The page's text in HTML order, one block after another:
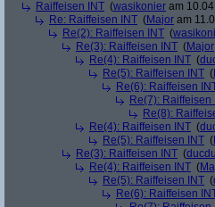
Raiffeisen INT (wasikonier am
Re: Raiffeisen INT (Major am
Re(2): Raiffeisen INT (
Re(3): Raiffeisen INT (Major
Re(4): Raiffeisen INT (
Re(5): Raiffeisen INT (
Re(6): Raiffeisen
Re(7): Raiffeisen
Re(8):
Re(4): Raiffeisen INT (
Re(5): Raiffeisen INT (
Re(3): Raiffeisen INT (
Re(4): Raiffeisen INT (
Re(5): Raiffeisen INT (
Re(6): Raiffeisen